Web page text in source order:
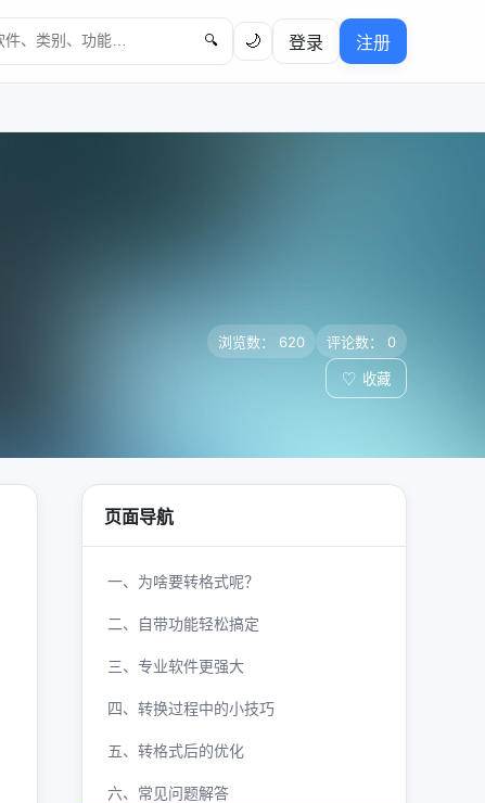
🔍 🌙 登录 注册
浏览数： 620 评论数： 0
♡ 收藏
页面导航
一、为啥要转格式呢？
二、自带功能轻松搞定
三、专业软件更强大
四、转换过程中的小技巧
五、转格式后的优化
六、常见问题解答